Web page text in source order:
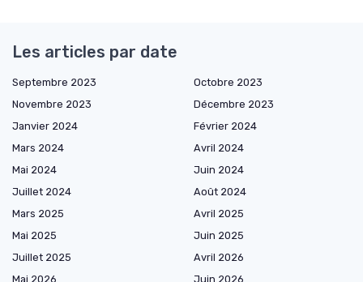
Les articles par date
Septembre 2023
Octobre 2023
Novembre 2023
Décembre 2023
Janvier 2024
Février 2024
Mars 2024
Avril 2024
Mai 2024
Juin 2024
Juillet 2024
Août 2024
Mars 2025
Avril 2025
Mai 2025
Juin 2025
Juillet 2025
Avril 2026
Mai 2026
Juin 2026